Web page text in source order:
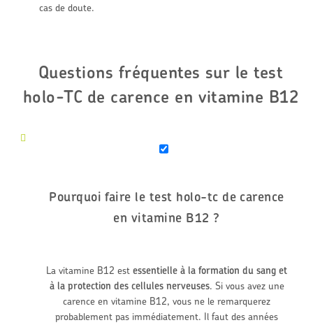
cas de doute.
Questions fréquentes sur le test
holo-TC de carence en vitamine B12
Pourquoi faire le test holo-tc de carence
en vitamine B12 ?
La vitamine B12 estessentielle à la formation du sang et
à la protection des cellules nerveuses. Si vous avez une
carence en vitamine B12, vous ne le remarquerez
probablement pas immédiatement. Il faut des années